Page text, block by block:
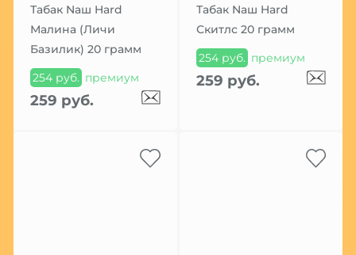
Табак Nаш Hard
Малина (Личи
Базилик) 20 грамм
254 руб. премиум
259 руб.
Табак Nаш Hard
Скитлс 20 грамм
254 руб. премиум
259 руб.